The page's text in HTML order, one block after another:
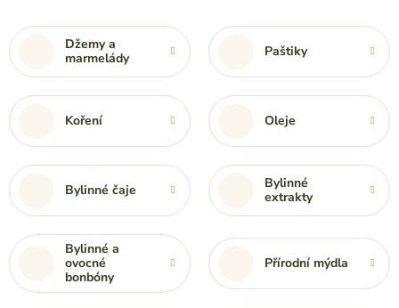
Džemy a
marmelády
Paštiky
Koření Oleje
Bylinné čaje
Bylinné
extrakty
Bylinné a
ovocné
bonbóny
Přírodní mýdla